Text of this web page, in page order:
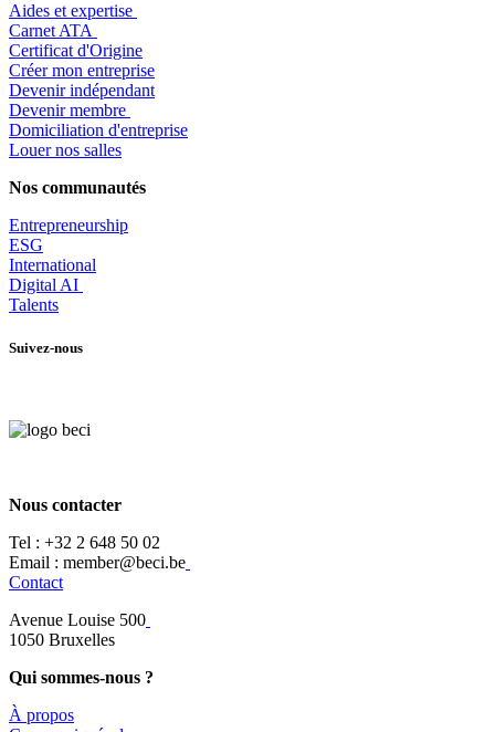
Aides et expertise
​Carnet ATA
Certificat d'Origine
Créer mon entreprise
Devenir indépendant
Devenir membre
​Domiciliation d'entreprise
Louer nos salles
Nos communautés
Entrepreneurship
ESG
International
Digital AI
Talents
Suivez-nous
Nous contacter
Tel : +32 2 648 50 02​
​​Email : member@beci.be
Contact
Avenue Louise 500
​1050 Bruxelles
Qui sommes-nous ?
À propos